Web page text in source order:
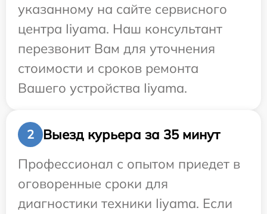
указанному на сайте сервисного
центра Iiyama. Наш консультант
перезвонит Вам для уточнения
стоимости и сроков ремонта
Вашего устройства Iiyama.
2
Выезд курьера за 35 минут
Профессионал с опытом приедет в
оговоренные сроки для
диагностики техники Iiyama. Если